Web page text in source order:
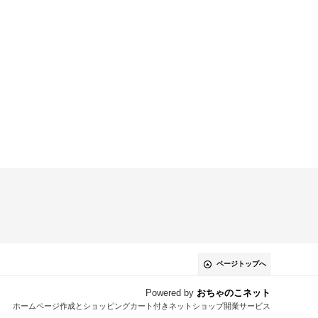
ページトップへ
Powered by おちゃのこネット
ホームページ作成とショッピングカート付きネットショップ開業サービス